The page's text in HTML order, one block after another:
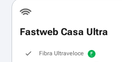
Fastweb Casa Ultra
Fibra Ultraveloce